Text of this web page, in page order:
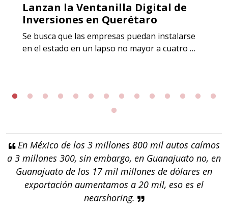
Lanzan la Ventanilla Digital de
Inversiones en Querétaro
Se busca que las empresas puedan instalarse
en el estado en un lapso no mayor a cuatro …
En México de los 3 millones 800 mil autos caímos
a 3 millones 300, sin embargo, en Guanajuato no, en
Guanajuato de los 17 mil millones de dólares en
exportación aumentamos a 20 mil, eso es el
nearshoring.